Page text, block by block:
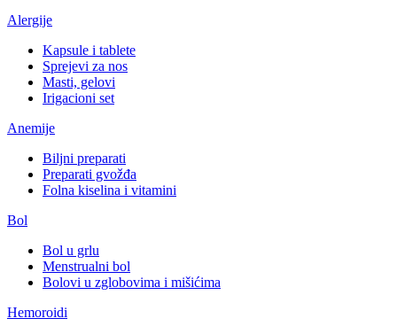
Alergije
Kapsule i tablete
Sprejevi za nos
Masti, gelovi
Irigacioni set
Anemije
Biljni preparati
Preparati gvožđa
Folna kiselina i vitamini
Bol
Bol u grlu
Menstrualni bol
Bolovi u zglobovima i mišićima
Hemoroidi